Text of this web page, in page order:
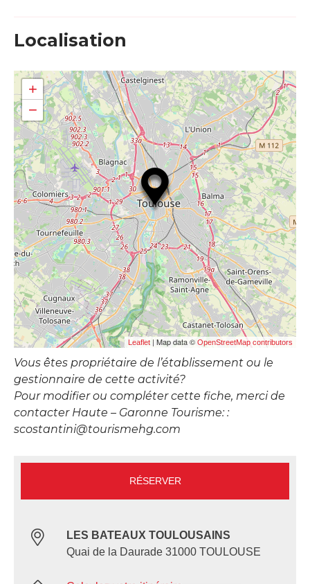
Localisation
+
−
Leaflet | Map data © OpenStreetMap contributors
Vous êtes propriétaire de l’établissement ou le
gestionnaire de cette activité?
Pour modifier ou compléter cette fiche, merci de
contacter Haute – Garonne Tourisme: :
scostantini@tourismehg.com
RÉSERVER
LES BATEAUX TOULOUSAINS
Quai de la Daurade 31000 TOULOUSE